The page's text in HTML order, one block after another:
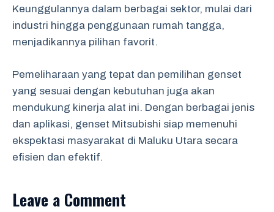
Keunggulannya dalam berbagai sektor, mulai dari
industri hingga penggunaan rumah tangga,
menjadikannya pilihan favorit.
Pemeliharaan yang tepat dan pemilihan genset
yang sesuai dengan kebutuhan juga akan
mendukung kinerja alat ini. Dengan berbagai jenis
dan aplikasi, genset Mitsubishi siap memenuhi
ekspektasi masyarakat di Maluku Utara secara
efisien dan efektif.
Leave a Comment